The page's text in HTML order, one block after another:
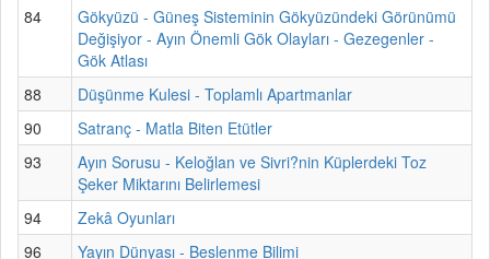
84
Gökyüzü - Güneş Sisteminin Gökyüzündeki Görünümü
Değişiyor - Ayın Önemli Gök Olayları - Gezegenler -
Gök Atlası
88
Düşünme Kulesi - Toplamlı Apartmanlar
90
Satranç - Matla Biten Etütler
93
Ayın Sorusu - Keloğlan ve Sivri?nin Küplerdeki Toz
Şeker Miktarını Belirlemesi
94
Zekâ Oyunları
96
Yayın Dünyası - Beslenme Bilimi